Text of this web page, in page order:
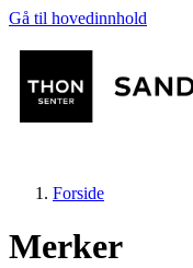
Gå til hovedinnhold
Forside
Merker